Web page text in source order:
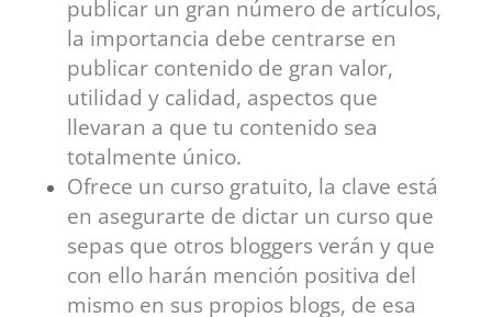
publicar un gran número de artículos,
la importancia debe centrarse en
publicar contenido de gran valor,
utilidad y calidad, aspectos que
llevaran a que tu contenido sea
totalmente único.
Ofrece un curso gratuito, la clave está
en asegurarte de dictar un curso que
sepas que otros bloggers verán y que
con ello harán mención positiva del
mismo en sus propios blogs, de esa